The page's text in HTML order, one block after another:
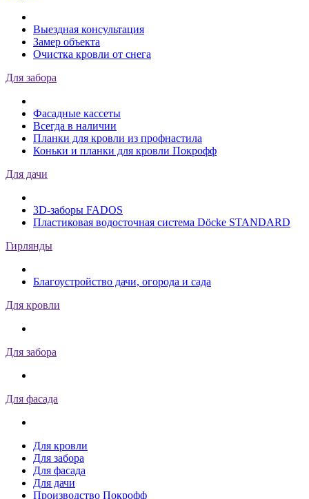
Выездная консультация
Замер объекта
Очистка кровли от снега
Для забора
Фасадные кассеты
Всегда в наличии
Планки для кровли из профнастила
Коньки и планки для кровли Покрофф
Для дачи
3D-заборы FADOS
Пластиковая водосточная система Döcke STANDARD
Гирлянды
Благоустройство дачи, огорода и сада
Для кровли
Для забора
Для фасада
Для кровли
Для забора
Для фасада
Для дачи
Производство Покрофф